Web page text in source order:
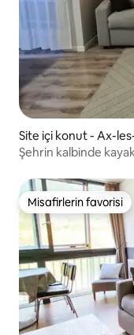
Site içi konut - Ax-
Şehrin kalbinde
Misafirlerin favorisi
Misafirlerin favorisi